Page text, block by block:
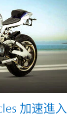
加速進入